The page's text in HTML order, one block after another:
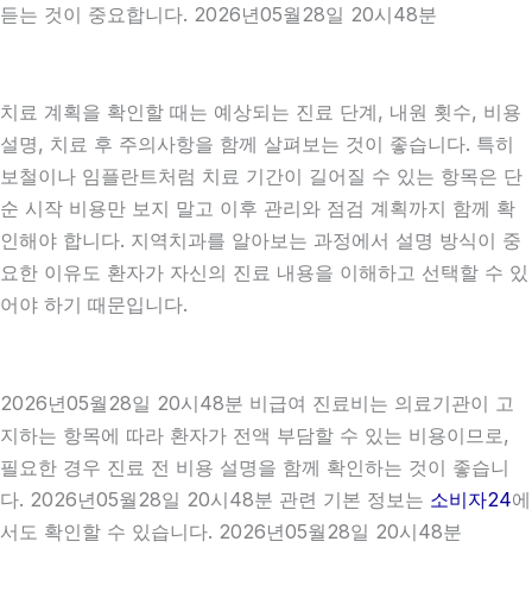
듣는 것이 중요합니다. 2026년05월28일 20시48분
치료 계획을 확인할 때는 예상되는 진료 단계, 내원 횟수, 비용
설명, 치료 후 주의사항을 함께 살펴보는 것이 좋습니다. 특히
보철이나 임플란트처럼 치료 기간이 길어질 수 있는 항목은 단
순 시작 비용만 보지 말고 이후 관리와 점검 계획까지 함께 확
인해야 합니다. 지역치과를 알아보는 과정에서 설명 방식이 중
요한 이유도 환자가 자신의 진료 내용을 이해하고 선택할 수 있
어야 하기 때문입니다.
2026년05월28일 20시48분 비급여 진료비는 의료기관이 고
지하는 항목에 따라 환자가 전액 부담할 수 있는 비용이므로,
필요한 경우 진료 전 비용 설명을 함께 확인하는 것이 좋습니
다. 2026년05월28일 20시48분 관련 기본 정보는 소비자24에
서도 확인할 수 있습니다. 2026년05월28일 20시48분